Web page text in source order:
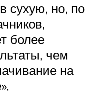
сухую, но, по
более
чем
на